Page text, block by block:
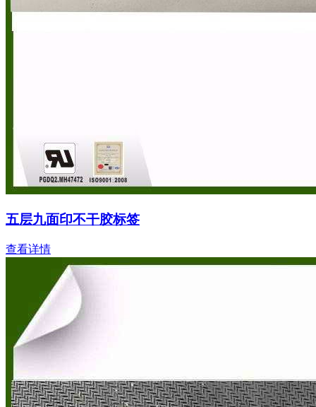
五层九面印不干胶标签
查看详情